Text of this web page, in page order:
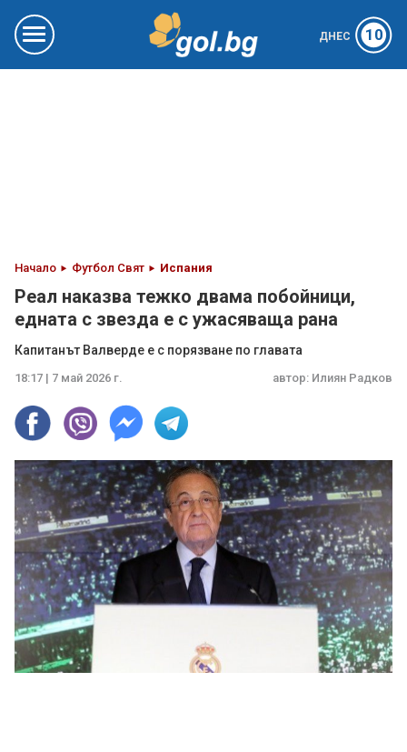
ДНЕС 10
Начало Футбол Свят Испания
Реал наказва тежко двама побойници,
едната с звезда е с ужасяваща рана
Капитанът Валверде е с порязване по главата
18:17 | 7 май 2026 г. автор: Илиян Радков